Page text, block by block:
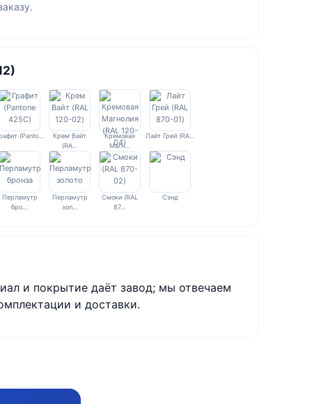
(Panto…
Крем Вайт
(RA…
Кремовая
Магн…
Лайт Грей (RA…
Перламутр
бро…
Перламутр
зол…
Смоки (RAL
87…
Сэнд
и покрытие даёт завод; мы отвечаем
и доставки.